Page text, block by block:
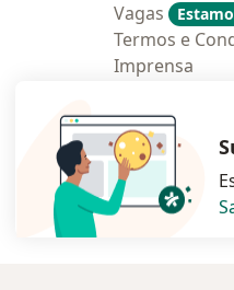
Vagas
Termos e
Imprensa